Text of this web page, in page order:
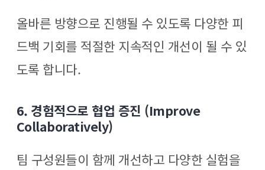
올바른 방향으로 진행될 수 있도록 다양한 피
드백 기회를 적절한 지속적인 개선이 될 수 있
도록 합니다.
6. 경험적으로 협업 증진 (Improve
Collaboratively)
팀 구성원들이 함께 개선하고 다양한 실험을